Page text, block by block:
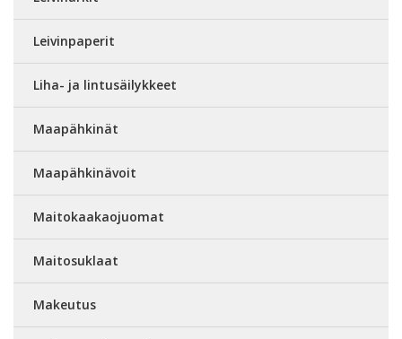
Leivinpaperit
Liha- ja lintusäilykkeet
Maapähkinät
Maapähkinävoit
Maitokaakaojuomat
Maitosuklaat
Makeutus